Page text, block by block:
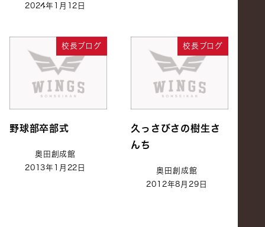
2024年1月12日
校長ブログ
野球部卒部式
奥田創成館
2013年1月22日
校長ブログ
久っさびさの樹生さ
んち
奥田創成館
2012年8月29日